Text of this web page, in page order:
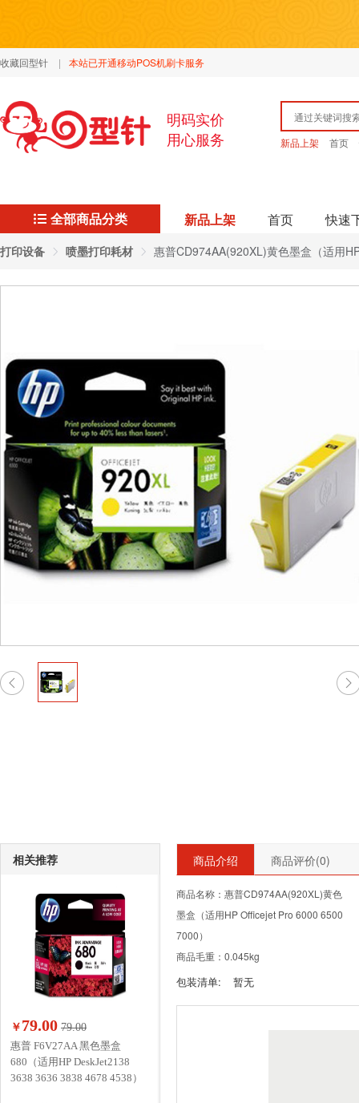
收藏回型针 | 本站已开通移动POS机刷卡服务
明码实价
用心服务
新品上架 首页
全部商品分类 新品上架 首页 快速
打印设备 喷墨打印耗材 惠普CD974AA(920XL)黄色墨盒（适用
相关推荐
￥ 79.00 79.00
惠普 F6V27AA 黑色墨盒
680（适用HP DeskJet2138
3638 3636 3838 4678 4538）
商品介绍 商品评价(0)
商品名称：惠普CD974AA(920XL)黄色
墨盒（适用HP Officejet Pro 6000 6500
7000）
商品毛重：0.045kg
包装清单: 暂无